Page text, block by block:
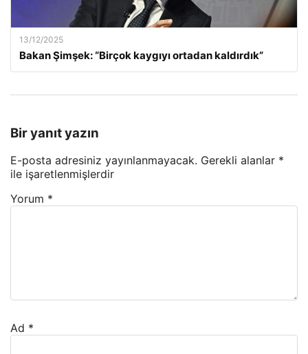
13/12/2025
Bakan Şimşek: “Birçok kaygıyı ortadan kaldırdık”
Bir yanıt yazın
E-posta adresiniz yayınlanmayacak. Gerekli alanlar *
ile işaretlenmişlerdir
Yorum *
Ad *